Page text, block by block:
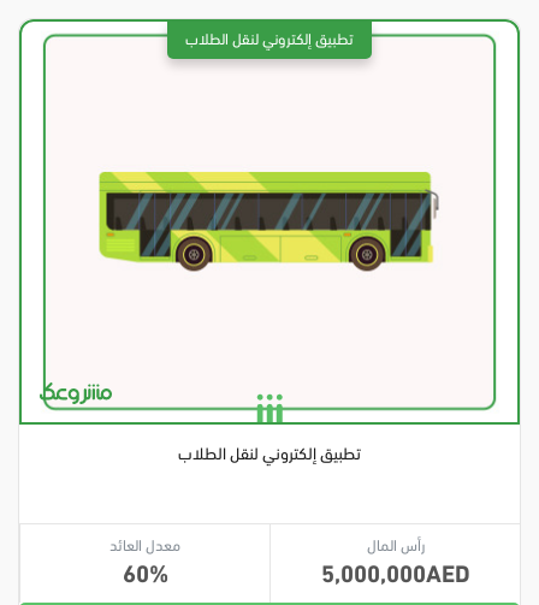
تطبيق إلكتروني لنقل الطلاب
رأس المال
5,000,000
معدل العائد
60